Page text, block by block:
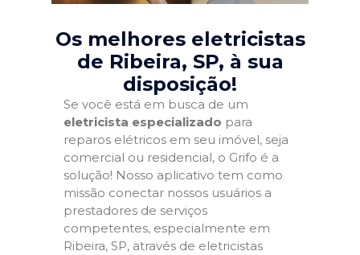
Os melhores eletricistas
de Ribeira, SP, à sua
disposição!
Se você está em busca de um
eletricista especializado para
reparos elétricos em seu imóvel, seja
comercial ou residencial, o Grifo é a
solução! Nosso aplicativo tem como
missão conectar nossos usuários a
prestadores de serviços
competentes, especialmente em
Ribeira, SP, através de eletricistas